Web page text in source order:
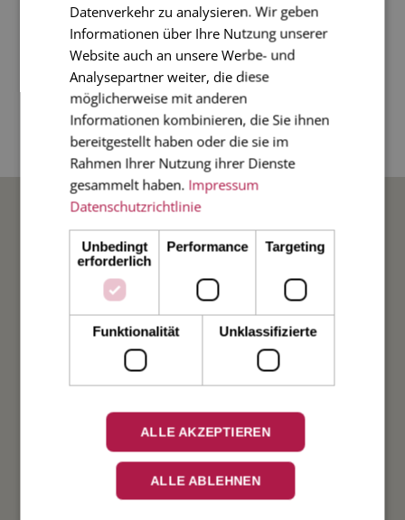
Kerzensicherheit - Ihre Brennzeit beträgt ca. 19
Stunden. Lassen Sie brennende Kerzen niemals
unbeaufsichtigt. Wenn beleuchtet, legen Sie bitte
eine flache feuerfeste Oberfläche darunter.Bitte
kürzen Sie den Docht auf max. 1 cm.
BELIEBTE ANLÄSSE
Hochzeit
Weihnachten
Verlobung
Geburtstag
Datenverkehr zu analysieren. Wir geben
Informationen über Ihre Nutzung unserer
Website auch an unsere Werbe- und
Analysepartner weiter, die diese
möglicherweise mit anderen
Informationen kombinieren, die Sie ihnen
bereitgestellt haben oder die sie im
Rahmen Ihrer Nutzung ihrer Dienste
gesammelt haben. Impressum
Datenschutzrichtlinie
Unbedingt
erforderlich
Performance Targeting
Funktionalität Unklassifizierte
ALLE AKZEPTIEREN
ALLE ABLEHNEN